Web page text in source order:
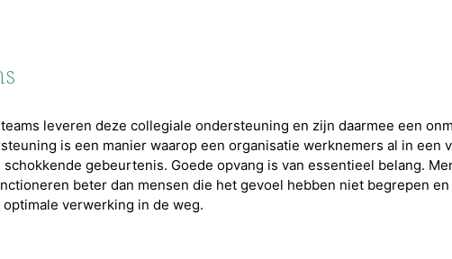
leveren deze collegiale ondersteuning en zijn daarmee een
is een manier waarop een organisatie werknemers al in een
gebeurtenis. Goede opvang is van essentieel belang.
beter dan mensen die het gevoel hebben niet begrepen
verwerking in de weg.